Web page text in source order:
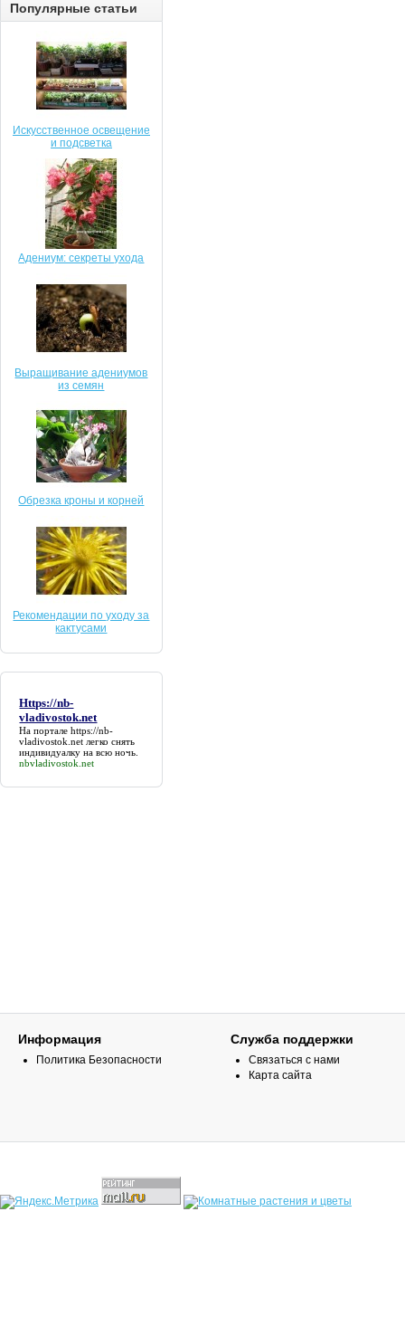
Популярные статьи
Искусственное освещение
и подсветка
Адениум: секреты ухода
Выращивание адениумов
из семян
Обрезка кроны и корней
Рекомендации по уходу за
кактусами
Https://nb-
vladivostok.net
На порталеhttps://nb-
vladivostok.net легко снять
индивидуалку на всю ночь.
nbvladivostok.net
Информация
Политика Безопасности
Служба поддержки
Связаться с нами
Карта сайта